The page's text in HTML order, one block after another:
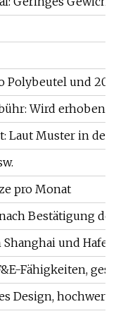
Polybeutel und 20
Wird erhoben;
Laut Muster in der
pro Monat
nach Bestätigung
Shanghai und
Fähigkeiten,
Design,